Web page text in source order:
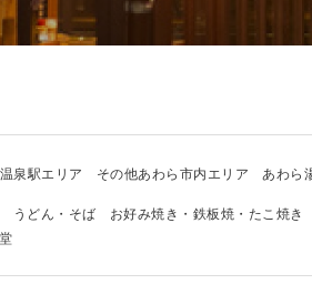
泉駅エリア その他あわら市内エリア あわら
うどん・そば お好み焼き・鉄板焼・たこ焼き